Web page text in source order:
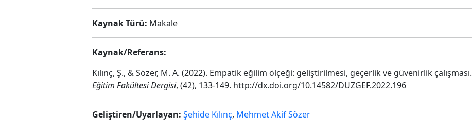
Kaynak Türü: Makale
Kaynak/Referans:
Kılınç, Ş., & Sözer, M. A. (2022). Empatik eğilim ölçeği: geliştirilmesi, geçerlik ve güvenirlik çalışması.
Eğitim Fakültesi Dergisi, (42), 133-149. http://dx.doi.org/10.14582/DUZGEF.2022.196
Geliştiren/Uyarlayan: Şehide Kılınç, Mehmet Akif Sözer